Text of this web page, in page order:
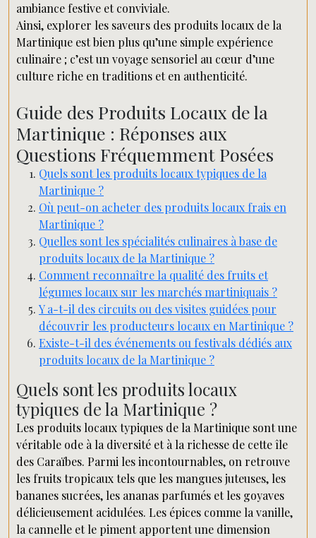
ambiance festive et conviviale.
Ainsi, explorer les saveurs des produits locaux de la
Martinique est bien plus qu’une simple expérience
culinaire ; c’est un voyage sensoriel au cœur d’une
culture riche en traditions et en authenticité.
Guide des Produits Locaux de la
Martinique : Réponses aux
Questions Fréquemment Posées
Quels sont les produits locaux typiques de la
Martinique ?
Où peut-on acheter des produits locaux frais en
Martinique ?
Quelles sont les spécialités culinaires à base de
produits locaux de la Martinique ?
Comment reconnaître la qualité des fruits et
légumes locaux sur les marchés martiniquais ?
Y a-t-il des circuits ou des visites guidées pour
découvrir les producteurs locaux en Martinique ?
Existe-t-il des événements ou festivals dédiés aux
produits locaux de la Martinique ?
Quels sont les produits locaux
typiques de la Martinique ?
Les produits locaux typiques de la Martinique sont une
véritable ode à la diversité et à la richesse de cette île
des Caraïbes. Parmi les incontournables, on retrouve
les fruits tropicaux tels que les mangues juteuses, les
bananes sucrées, les ananas parfumés et les goyaves
délicieusement acidulées. Les épices comme la vanille,
la cannelle et le piment apportent une dimension